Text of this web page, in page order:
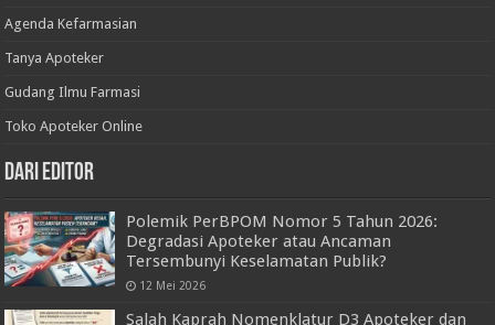
Agenda Kefarmasian
Tanya Apoteker
Gudang Ilmu Farmasi
Toko Apoteker Online
Dari Editor
Polemik PerBPOM Nomor 5 Tahun 2026:
Degradasi Apoteker atau Ancaman
Tersembunyi Keselamatan Publik?
12 Mei 2026
Salah Kaprah Nomenklatur D3 Apoteker dan